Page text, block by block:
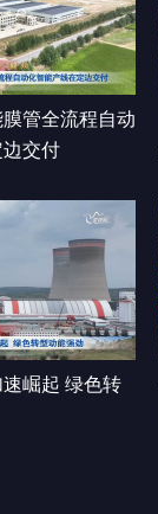
管全流程自动
交付
崛起 绿色转